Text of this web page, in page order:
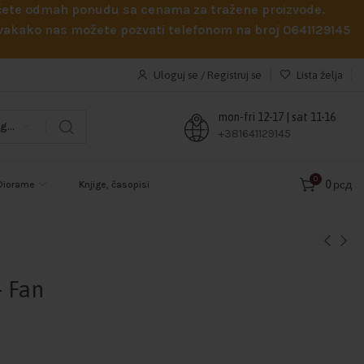
odmah ponudu sa cenama za tražene proizvode.
nas možete pozvati telefonom na broj 0641129145
Uloguj se / Registruj se Lista želja
Odaberi kategoriju
mon-fri 12-17 | sat 11-16
+381641129145
Knjige, časopisi 0 0 рсд